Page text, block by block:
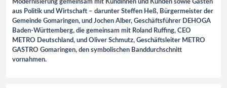
Modernisierung gemeinsam mit Kundinnen und Kunden sowie Gästen
aus Politik und Wirtschaft – darunter Steffen Heß, Bürgermeister der
Gemeinde Gomaringen, und Jochen Alber, Geschäftsführer DEHOGA
Baden-Württemberg, die gemeinsam mit Roland Ruffing, CEO
METRO Deutschland, und Oliver Schmutz, Geschäftsleiter METRO
GASTRO Gomaringen, den symbolischen Banddurchschnitt
vornahmen.